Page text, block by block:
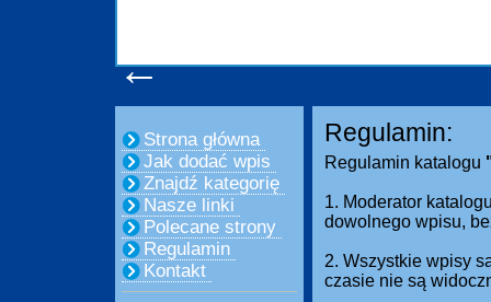
←
Strona główna
Jak dodać wpis
Znajdź kategorię
Nasze linki
Polecane strony
Regulamin
Kontakt
Regulamin:
Regulamin katalogu
1. Moderator
dowolnego wpisu,
2. Wszystkie wpisy
czasie nie są